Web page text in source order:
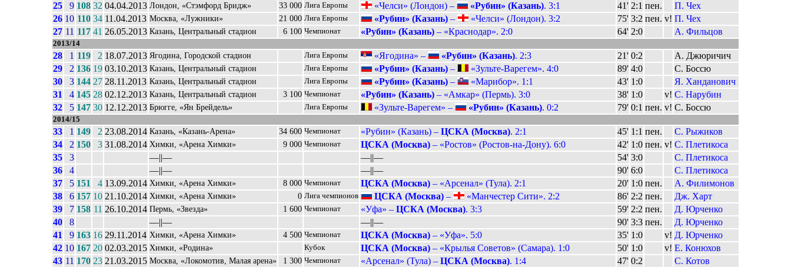
25
9 108 32 04.04.2013 Лондон, «Стэмфорд Бридж» 33 000 Лига Европы «Челси» (Лондон) – «Рубин» (Казань). 3:1 41' 2:1 пен.
П. Чех
26 10 110 34 11.04.2013 Москва, «Лужники» 21 000 Лига Европы «Рубин» (Казань) – «Челси» (Лондон). 3:2 75' 3:2 пен. v! П. Чех
27 11 117 41 26.05.2013 Казань, Центральный стадион 6 100 Чемпионат «Рубин» (Казань) – «Краснодар». 2:0 64' 2:0 А. Фильцов
2013/14
28 1 119 2 18.07.2013 Ягодина, Городской стадион Лига Европы «Ягодина» – «Рубин» (Казань). 2:3 21' 0:2
А. Джюричич
29
2 136 19 03.10.2013 Казань, Центральный стадион Лига Европы «Рубин» (Казань) – «Зульте-Варегем». 4:0 89' 4:0
С. Боссю
30
3 144 27 28.11.2013 Казань, Центральный стадион Лига Европы «Рубин» (Казань) – «Марибор». 1:1 43' 1:0
Я. Ханданович
31
4 145 28 02.12.2013 Казань, Центральный стадион 3 100 Чемпионат «Рубин» (Казань) – «Амкар» (Пермь). 3:0 38' 1:0 v! С. Нарубин
32
5 147 30 12.12.2013 Брюгге, «Ян Брейдель» Лига Европы «Зульте-Варегем» – «Рубин» (Казань). 0:2 79' 0:1 пен. v! С. Боссю
2014/15
33 1 149 2 23.08.2014 Казань, «Казань-Арена» 34 600 Чемпионат «Рубин» (Казань) – ЦСКА (Москва). 2:1 45' 1:1 пен.
С. Рыжиков
34
2 150 3 31.08.2014 Химки, «Арена Химки» 9 000 Чемпионат ЦСКА (Москва) – «Ростов» (Ростов-на-Дону). 6:0 42' 1:0 пен. v! С. Плетикоса
35
3 ––||–– ––||–– 54' 3:0
С. Плетикоса
36
4 ––||–– ––||–– 90' 6:0
С. Плетикоса
37
5 151 4 13.09.2014 Химки, «Арена Химки» 8 000 Чемпионат ЦСКА (Москва) – «Арсенал» (Тула). 2:1 20' 1:0 пен.
А. Филимонов
38
6 157 10 21.10.2014 Химки, «Арена Химки» 0 Лига чемпионов ЦСКА (Москва) – «Манчестер Сити». 2:2 86' 2:2 пен.
Дж. Харт
39
7 158 11 26.10.2014 Пермь, «Звезда» 1 600 Чемпионат «Уфа» – ЦСКА (Москва). 3:3 59' 2:2 пен.
Д. Юрченко
40
8 ––||–– ––||–– 90' 3:3 пен.
Д. Юрченко
41
9 163 16 29.11.2014 Химки, «Арена Химки» 4 500 Чемпионат ЦСКА (Москва) – «Уфа». 5:0 35' 1:0 v! Д. Юрченко
42 10 167 20 02.03.2015 Химки, «Родина» Кубок ЦСКА (Москва) – «Крылья Советов» (Самара). 1:0 50' 1:0 v! Е. Конюхов
43 11 170 23 21.03.2015 Москва, «Локомотив, Малая арена» 1 300 Чемпионат «Арсенал» (Тула) – ЦСКА (Москва). 1:4 47' 0:2
С. Котов